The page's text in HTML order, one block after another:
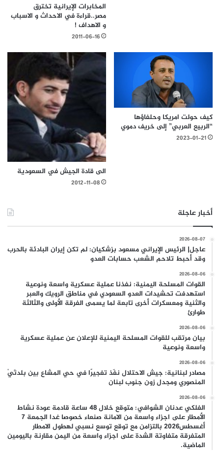
المخابرات الإيرانية تخترق
مصر..قراءة في الاحداث و الاسباب
و الاهداف !
2011-06-16
كيف حولت امريكا وحلفاؤها
“الربيع العربي” إلى خريف دموي
2023-01-21
الى قادة الجيش في السعودية
2012-11-08
أخبار عاجلة
2026-08-07
عاجل| الرئيس الإيراني مسعود بزشكيان: لم تكن إيران البادئة بالحرب
وقد أحبط تلاحم الشعب حسابات العدو
2026-08-06
القوات المسلحة اليمنية: نفذنا عملية عسكرية واسعة ونوعية
استهدفت تحشيدات العدو السعودي في مناطق الرويك والعبر
والثنية ومعسكرات أخرى تابعة لما يسمى الفرقة الأولى والثالثة
طوارئ
2026-08-06
بيان مرتقب للقوات المسلحة اليمنية للإعلان عن عملية عسكرية
واسعة ونوعية
2026-08-06
مصادر لبنانية: جيش الاحتلال نفّذ تفجيرًا في حي المشاع بين بلدتَيْ
المنصوري ومجدل زون جنوب لبنان
2026-08-06
الفلكي عدنان الشوافي: متوقع خلال 48 ساعة قادمة عودة نشاط
الأمطار على اجزاء واسعة من الامانة صنعاء خصوصا غدا الجمعة 7
أغسطس2026 بالتزامن مع توقع توسع نسبي لهطول الامطار
المتفرقة متفاوتة الشدة على اجزاء واسعة من اليمن مقارنة باليومين
الماضية.